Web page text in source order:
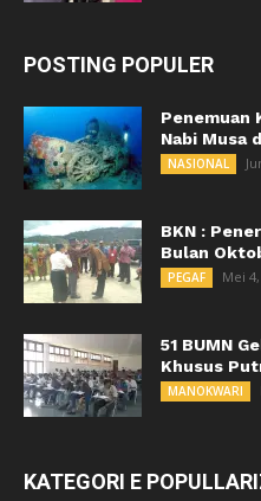
POSTING POPULER
Penemuan
Nabi Musa
NASIONAL
BKN :
Bulan
PEGAF Mei
51 BUMN
Khusus
MANOKWARI
KATEGORI E